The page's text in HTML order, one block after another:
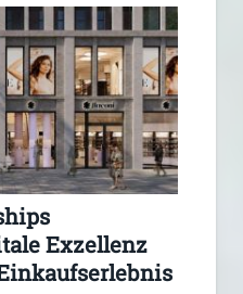
Exzellenz